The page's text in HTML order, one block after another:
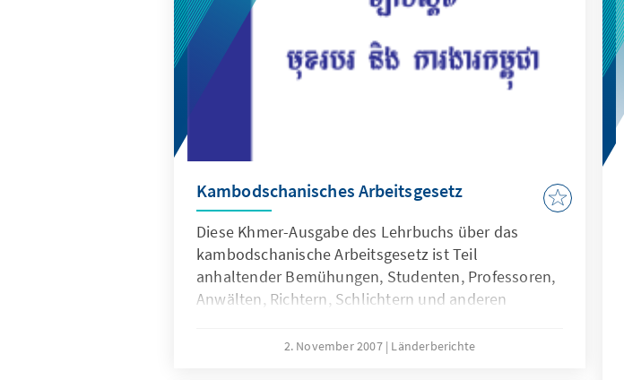
Kambodschanisches Arbeitsgesetz
Diese Khmer-Ausgabe des Lehrbuchs über das
kambodschanische Arbeitsgesetz ist Teil
anhaltender Bemühungen, Studenten, Professoren,
Anwälten, Richtern, Schlichtern und anderen
Arbeitsgesetz in Kambodscha zur Verfügung zu
2. November 2007 Länderberichte